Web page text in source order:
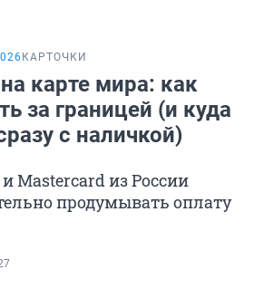
КАРТОЧКИ
карте мира: как
за границей (и куда
с наличкой)
Mastercard из России
продумывать оплату